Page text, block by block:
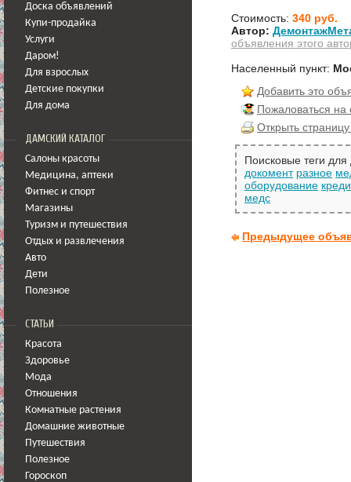
Доска объявлений
Купи-продайка
Услуги
Даром!
Для взрослых
Детские покупки
Для дома
ДАМСКИЙ КАТАЛОГ
Салоны красоты
Медицина, аптеки
Фитнес и спорт
Магазины
Туризм и путешествия
Отдых и развлечения
Авто
Дети
Полезное
СТАТЬИ
Красота
Здоровье
Мода
Отношения
Комнатные растения
Домашние животные
Путешествия
Полезное
Гороскоп
Стоимость: 340 руб.
Автор:
объявления этого
Населенный пункт:
Добавить это
Пожаловаться
Открыть
Поисковые теги
докомент разное
оборудование
медс
Предыдущее